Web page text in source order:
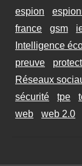
espion
france
gsm
Intelligence
preuve
Réseaux
sécurité
tpe
web
web 2.0